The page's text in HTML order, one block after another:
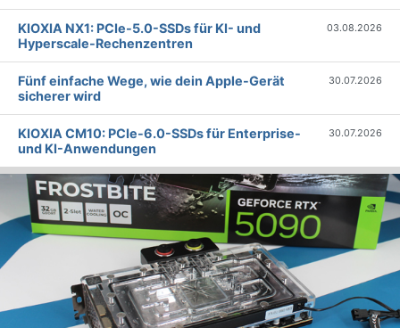
KIOXIA NX1: PCIe-5.0-SSDs für KI- und
Hyperscale-Rechenzentren
03.08.2026
Fünf einfache Wege, wie dein Apple-Gerät
sicherer wird
30.07.2026
KIOXIA CM10: PCIe-6.0-SSDs für Enterprise-
und KI-Anwendungen
30.07.2026